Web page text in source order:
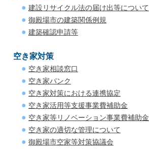
建設リサイクル法の届け出等について
御殿場市の建築関係例規
建築確認申請等
空き家対策
空き家相談窓口
空き家バンク
空き家対策における連携協定
空き家活用等支援事業費補助金
空き家等リノベーション事業費補助金
空き家の適切な管理について
御殿場市空家等対策協議会